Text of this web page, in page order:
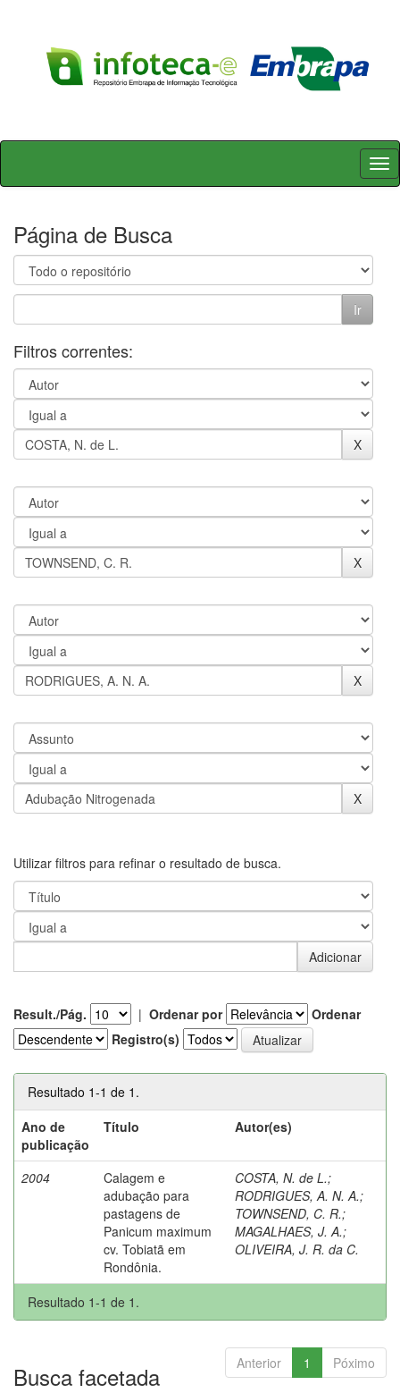
Skip
Página de Busca
Filtros correntes:
Utilizar filtros para refinar o resultado de busca.
Result./Pág. | Ordenar por
Ordenar
Registro(s)
Resultado 1-1 de 1.
Ano de
publicação
Título Autor(es)
2004
Calagem e
adubação para
pastagens de
Panicum maximum
cv. Tobiatã em
Rondônia.
COSTA, N. de L.;
RODRIGUES, A. N. A.;
TOWNSEND, C. R.;
MAGALHAES, J. A.;
OLIVEIRA, J. R. da C.
Resultado 1-1 de 1.
Anterior 1 Póximo
Busca facetada